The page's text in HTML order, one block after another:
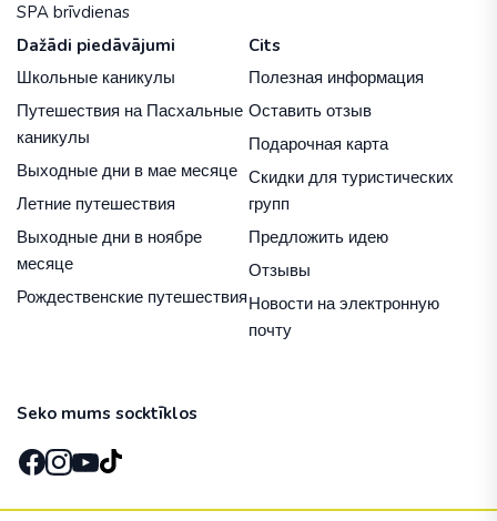
SPA brīvdienas
Dažādi piedāvājumi
Школьные каникулы
Путешествия на Пасхальные
каникулы
Выходные дни в мае месяце
Летние путешествия
Выходные дни в ноябре
месяце
Рождественские путешествия
Cits
Полезная информация
Оставить отзыв
Подарочная карта
Скидки для туристических
групп
Предложить идею
Отзывы
Новости на электронную
почту
Seko mums socktīklos